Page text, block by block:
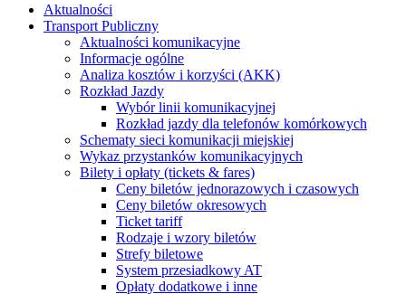
Aktualności
Transport Publiczny
Aktualności komunikacyjne
Informacje ogólne
Analiza kosztów i korzyści (AKK)
Rozkład Jazdy
Wybór linii komunikacyjnej
Rozkład jazdy dla telefonów komórkowych
Schematy sieci komunikacji miejskiej
Wykaz przystanków komunikacyjnych
Bilety i opłaty (tickets & fares)
Ceny biletów jednorazowych i czasowych
Ceny biletów okresowych
Ticket tariff
Rodzaje i wzory biletów
Strefy biletowe
System przesiadkowy AT
Opłaty dodatkowe i inne